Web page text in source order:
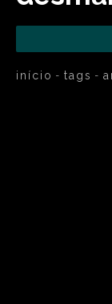
início tags